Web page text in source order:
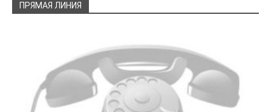
ПРЯМАЯ ЛИНИЯ